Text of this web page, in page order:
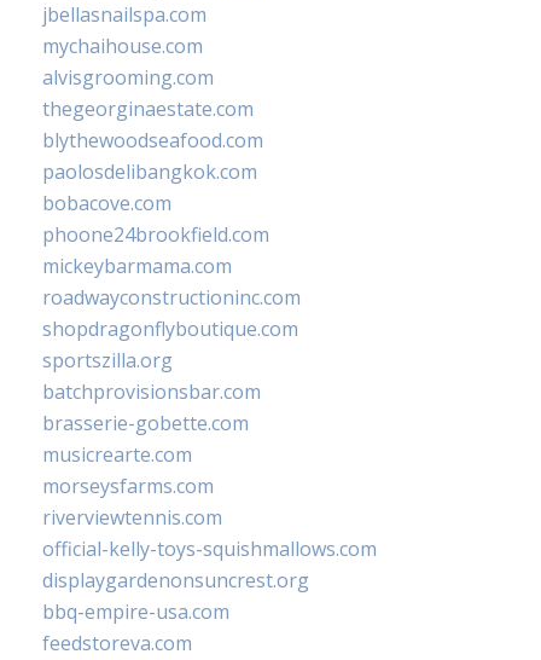
jbellasnailspa.com
mychaihouse.com
alvisgrooming.com
thegeorginaestate.com
blythewoodseafood.com
paolosdelibangkok.com
bobacove.com
phoone24brookfield.com
mickeybarmama.com
roadwayconstructioninc.com
shopdragonflyboutique.com
sportszilla.org
batchprovisionsbar.com
brasserie-gobette.com
musicrearte.com
morseysfarms.com
riverviewtennis.com
official-kelly-toys-squishmallows.com
displaygardenonsuncrest.org
bbq-empire-usa.com
feedstoreva.com